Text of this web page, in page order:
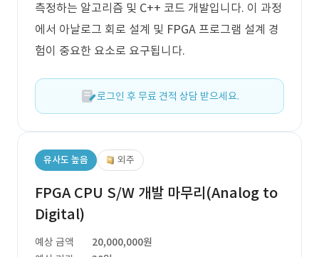
측정하는 알고리즘 및 C++ 코드 개발입니다. 이 과정
에서 아날로그 회로 설계 및 FPGA 프로그램 설계 경
험이 중요한 요소로 요구됩니다.
로그인 후 무료 견적 상담 받으세요.
유사도 높음 외주
FPGA CPU S/W 개발 마무리(Analog to
Digital)
예상 금액
20,000,000원